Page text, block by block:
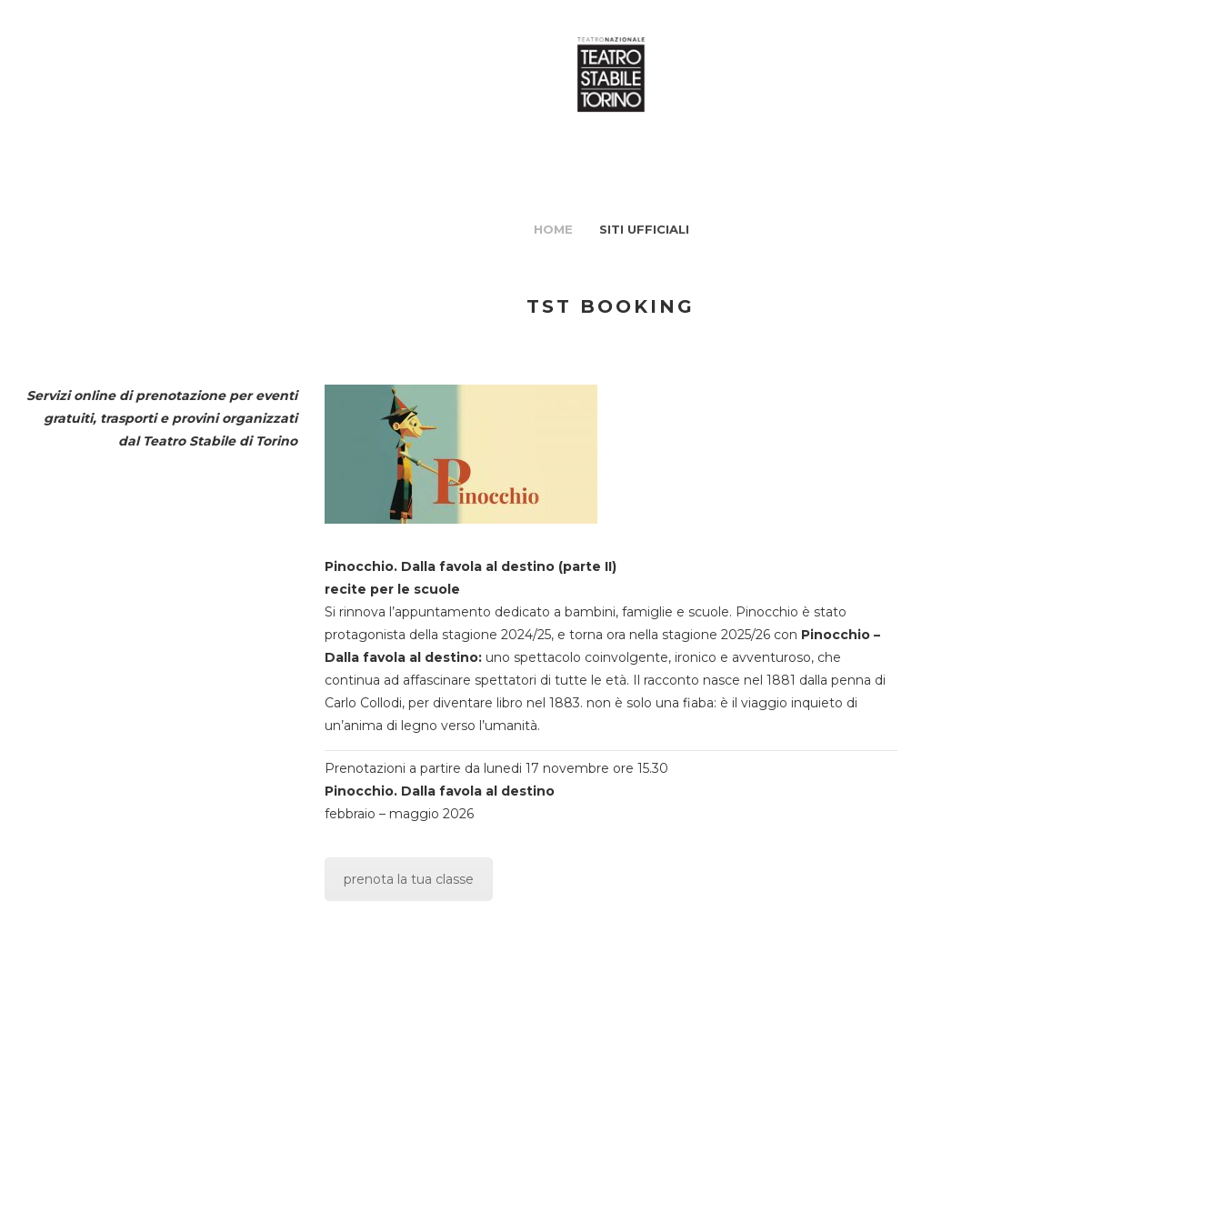
HOME SITI UFFICIALI
TST BOOKING
Servizi online di prenotazione per eventi
gratuiti, trasporti e provini organizzati
dal Teatro Stabile di Torino
Pinocchio. Dalla favola al destino (parte II)
recite per le scuole
Si rinnova l’appuntamento dedicato a bambini, famiglie e scuole. Pinocchio è stato
protagonista della stagione 2024/25, e torna ora nella stagione 2025/26 con Pinocchio –
Dalla favola al destino:uno spettacolo coinvolgente, ironico e avventuroso, che
continua ad affascinare spettatori di tutte le età. Il racconto nasce nel 1881 dalla penna di
Carlo Collodi, per diventare libro nel 1883. non è solo una fiaba: è il viaggio inquieto di
un’anima di legno verso l’umanità.
Prenotazioni a partire da lunedi 17 novembre ore 15.30
Pinocchio. Dalla favola al destino
febbraio – maggio 2026
prenota la tua classe